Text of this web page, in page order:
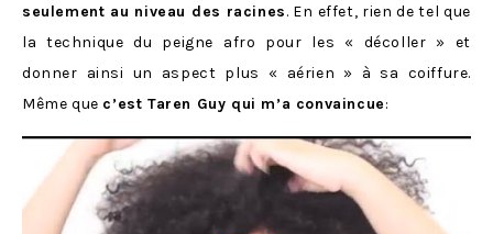
seulement au niveau des racines. En effet, rien de tel que
la technique du peigne afro pour les « décoller » et
donner ainsi un aspect plus « aérien » à sa coiffure.
Même que c’est Taren Guy qui m’a convaincue: